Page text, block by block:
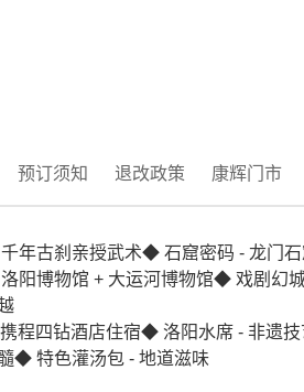
预订须知 退改政策 康辉门市
年古刹亲授武术◆ 石窟密码 - 龙门
阳博物馆 + 大运河博物馆◆ 戏剧幻
程四钻酒店住宿◆ 洛阳水席 - 非遗
◆ 特色灌汤包 - 地道滋味